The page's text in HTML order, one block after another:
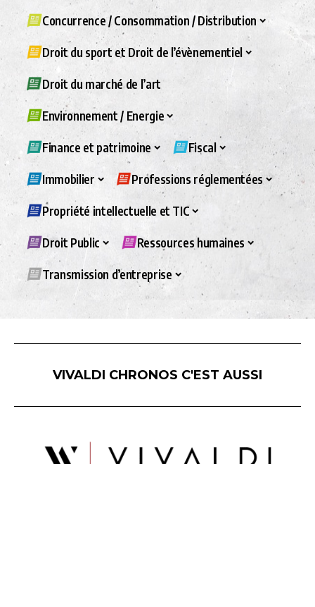
Concurrence / Consommation / Distribution
Droit du sport et Droit de l’évènementiel
Droit du marché de l’art
Environnement / Energie
Finance et patrimoine Fiscal
Immobilier Professions réglementées
Propriété intellectuelle et TIC
Droit Public Ressources humaines
Transmission d’entreprise
VIVALDI CHRONOS C'EST AUSSI